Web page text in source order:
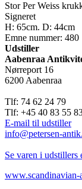
Stor Per Weiss
Signeret
H: 65cm. D: 44cm
Emne nummer: 480
Udstiller
Aabenraa
Nørreport 16
6200 Aabenraa
Tlf: 74 62 24 79
Tlf: +45 40 83 55
E-mail til udstiller
info@petersen-
Se varen i udstillers
www.scandinavian-